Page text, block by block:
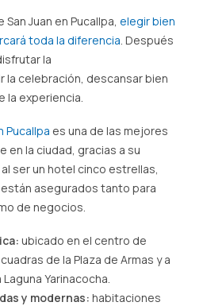
Juan en Pucallpa, elegir bien
toda la diferencia. Después
la
la celebración, descansar bien
la experiencia.
Pucallpa es una de las mejores
en la ciudad, gracias a su
ser un hotel cinco estrellas,
asegurados tanto para
de negocios.
ubicado en el centro de
de la Plaza de Armas y a
Yarinacocha.
y modernas: habitaciones